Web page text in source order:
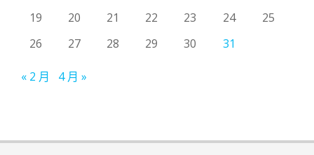
19
20 21 22 23 24
25
26
27 28 29 30 31
« 2 月 4 月 »